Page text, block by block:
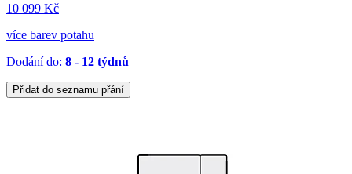
10 099 Kč
více barev potahu
Dodání do: 8 - 12 týdnů
Přidat do seznamu přání